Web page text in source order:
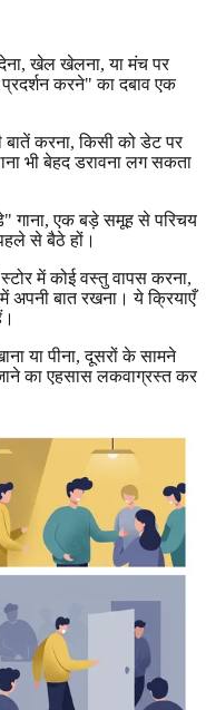
खेल खेलना, या मंच पर
करने" का दबाव एक
बातें करना, किसी को डेट पर
भी बेहद डरावना लग सकता
गाना, एक बड़े समूह से परिचय
से बैठे हों।
में कोई वस्तु वापस करना,
अपनी बात रखना। ये क्रियाएँ
या पीना, दूसरों के सामने
का एहसास लकवाग्रस्त कर